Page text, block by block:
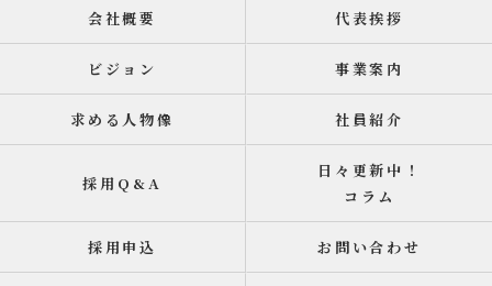
会社概要 代表挨拶
ビジョン 事業案内
求める人物像 社員紹介
採用Q&A
日々更新中！
コラム
採用申込 お問い合わせ